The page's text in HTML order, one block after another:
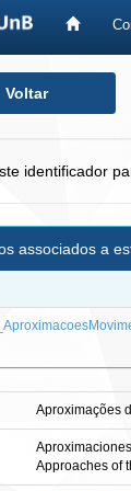
Voltar
identificador
associados a
Aproximações
Approaches of